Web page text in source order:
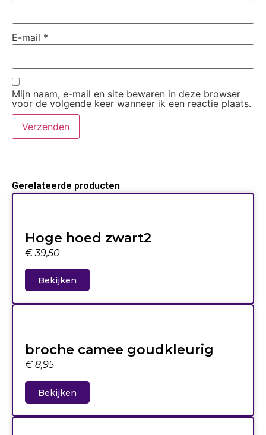
E-mail *
Mijn naam, e-mail en site bewaren in deze browser
voor de volgende keer wanneer ik een reactie plaats.
Gerelateerde producten
Hoge hoed zwart2
€39,50
Bekijken
broche camee goudkleurig
€ 8,95
Bekijken